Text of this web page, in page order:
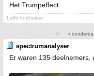
Het Trumpeffect
Laffe huichelaar
•
spectrumanalyser
Er waren 135 deelnemers,